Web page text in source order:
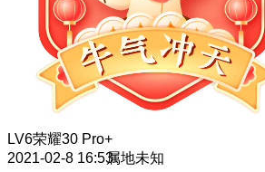
LV6荣耀30 Pro+
2021-02-8 16:53属地未知